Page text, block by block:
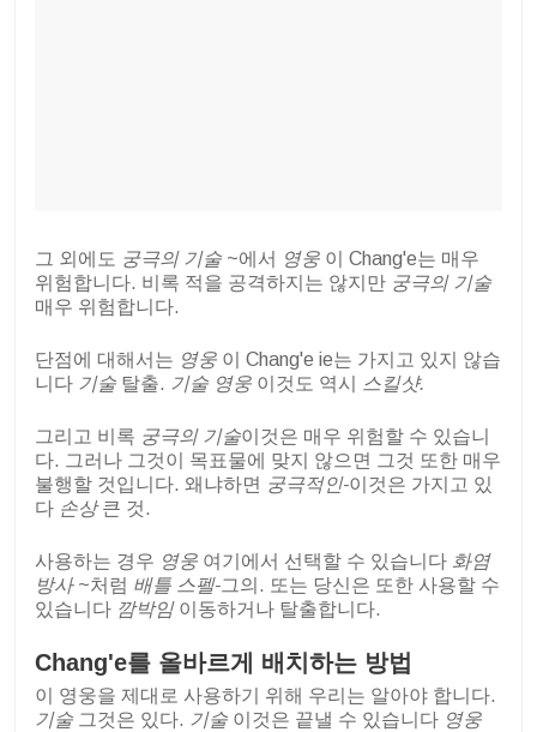
그 외에도 궁극의 기술 ~에서 영웅 이 Chang'e는 매우
위험합니다. 비록 적을 공격하지는 않지만 궁극의 기술
매우 위험합니다.
단점에 대해서는 영웅 이 Chang'e ie는 가지고 있지 않습
니다 기술 탈출. 기술 영웅 이것도 역시 스킬샷.
그리고 비록 궁극의 기술이것은 매우 위험할 수 있습니
다. 그러나 그것이 목표물에 맞지 않으면 그것 또한 매우
불행할 것입니다. 왜냐하면 궁극적인-이것은 가지고 있
다 손상큰 것.
사용하는 경우 영웅 여기에서 선택할 수 있습니다 화염
방사 ~처럼 배틀 스펠-그의. 또는 당신은 또한 사용할 수
있습니다 깜박임 이동하거나 탈출합니다.
Chang'e를 올바르게 배치하는 방법
이 영웅을 제대로 사용하기 위해 우리는 알아야 합니다.
기술 그것은 있다. 기술 이것은 끝낼 수 있습니다 영웅